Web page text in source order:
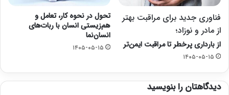
فناوری جدید برای مراقبت بهتر
از مادر و نوزاد؛
از بارداری پرخطر تا مراقبت ایمن‌تر
۱۴۰۵-۰۵-۱۵
تحول در نحوه کار، تعامل و
هم‌زیستی انسان با ربات‌های
انسان‌نما
۱۴۰۵-۰۵-۱۵
دیدگاهتان را بنویسید